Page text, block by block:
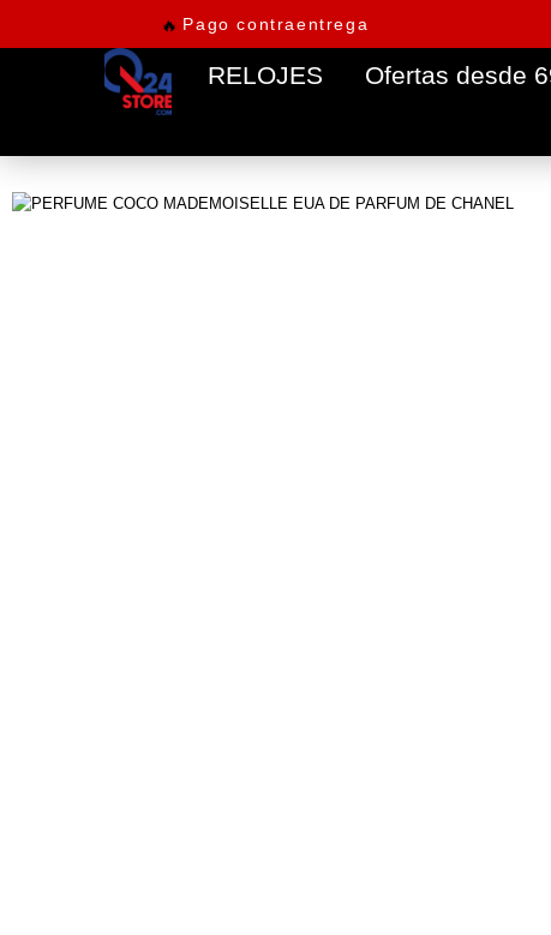
🔥 Pago contraentrega
RELOJES Ofertas desde